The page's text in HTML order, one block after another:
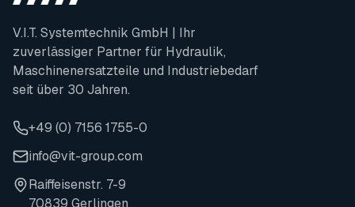
V.I.T. Systemtechnik GmbH | Ihr
zuverlässiger Partner für Hydraulik,
Maschinenersatzteile und Industriebedarf
seit über 30 Jahren.
+49 (0) 7156 1755-0
info@vit-group.com
Raiffeisenstr. 7-9
70839 Gerlingen